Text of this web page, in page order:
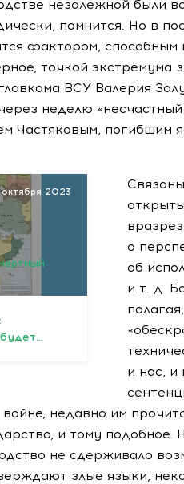
незалежной были
помнится. Но в
фактором,
точкой
ВСУ Валерия
неделю
Частяковым, погибшим
2023
о
об
и т. д.
и нас, и
недавно им
и тому подобное.
не сдерживало
злые языки,